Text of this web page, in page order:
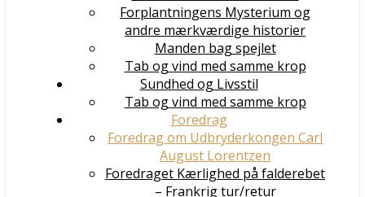
Forplantningens Mysterium og
andre mærkværdige historier
Manden bag spejlet
Tab og vind med samme krop
Sundhed og Livsstil
Tab og vind med samme krop
Foredrag
Foredrag om Udbryderkongen Carl
August Lorentzen
Foredraget Kærlighed på falderebet
– Frankrig tur/retur